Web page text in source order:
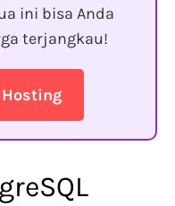
ini bisa Anda
terjangkau!
Hosting